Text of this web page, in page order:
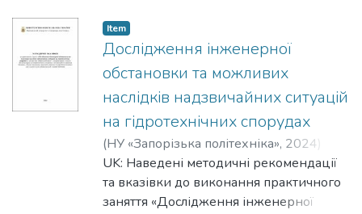
uniform artificial lighting of rooms with LED
light sources is presented
Item
Дослідження інженерної
обстановки та можливих
наслідків надзвичайних ситуацій
на гідротехнічних спорудах
(НУ «Запорізька політехніка», 2024)
Журавель, Микола Олексійович;
Zhuravel, Mykola;Журавель, Сергій
Миколайович;Zhuravel, Serhei;Якімцов,
UK: Наведені методичні рекомендації
та вказівки до виконання практичного
заняття «Дослідження інженерної